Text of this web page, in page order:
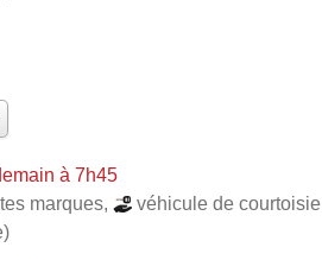
à 7h45
marques, véhicule de courtoisie